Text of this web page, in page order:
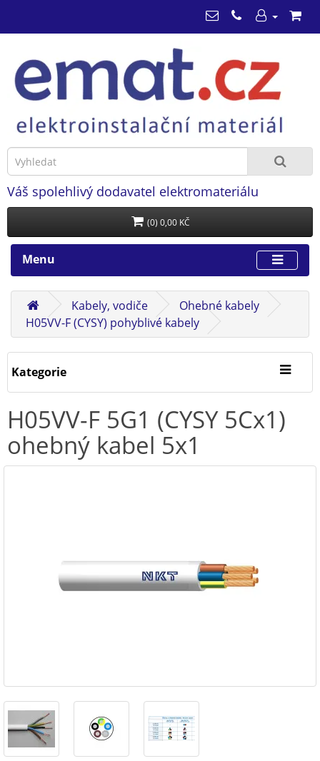
Váš spolehlivý dodavatel elektromateriálu
(0) 0,00 KČ
Menu
Kabely, vodiče
Ohebné kabely
H05VV-F (CYSY) pohyblivé kabely
Kategorie
H05VV-F 5G1 (CYSY 5Cx1)
ohebný kabel 5x1